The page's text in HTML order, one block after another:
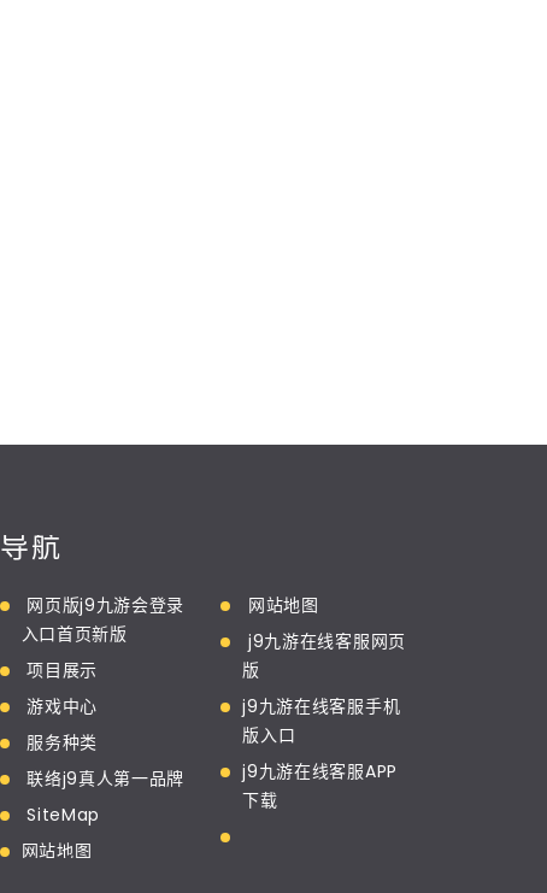
导航
网页版j9九游会登录
入口首页新版
项目展示
游戏中心
服务种类
联络j9真人第一品牌
SiteMap
网站地图
网站地图
j9九游在线客服网页
版
j9九游在线客服手机
版入口
j9九游在线客服APP
下载